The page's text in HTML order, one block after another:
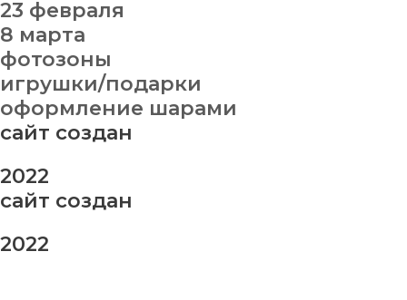
23 февраля
8 марта
фотозоны
игрушки/подарки
оформление шарами
сайт создан
2022
сайт создан
2022